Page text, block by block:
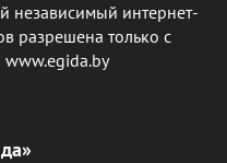
независимый интернет-
разрешена только с
www.egida.by